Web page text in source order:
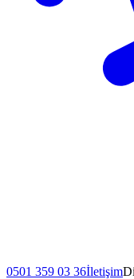
0501 359 03 36İletişim